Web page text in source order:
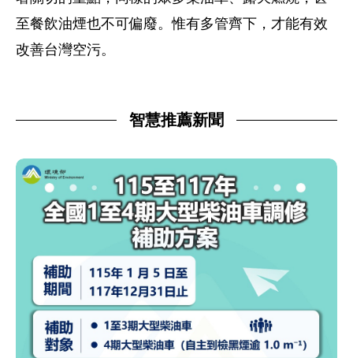
至餐飲油煙也不可偏廢。惟有多管齊下，才能有效
改善台灣空污。
智慧推薦新聞